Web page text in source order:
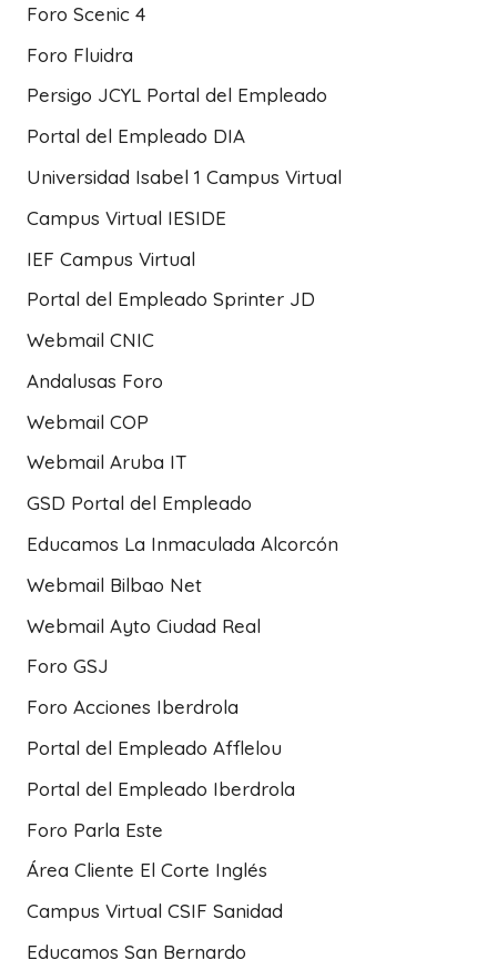
Foro Scenic 4
Foro Fluidra
Persigo JCYL Portal del Empleado
Portal del Empleado DIA
Universidad Isabel 1 Campus Virtual
Campus Virtual IESIDE
IEF Campus Virtual
Portal del Empleado Sprinter JD
Webmail CNIC
Andalusas Foro
Webmail COP
Webmail Aruba IT
GSD Portal del Empleado
Educamos La Inmaculada Alcorcón
Webmail Bilbao Net
Webmail Ayto Ciudad Real
Foro GSJ
Foro Acciones Iberdrola
Portal del Empleado Afflelou
Portal del Empleado Iberdrola
Foro Parla Este
Área Cliente El Corte Inglés
Campus Virtual CSIF Sanidad
Educamos San Bernardo